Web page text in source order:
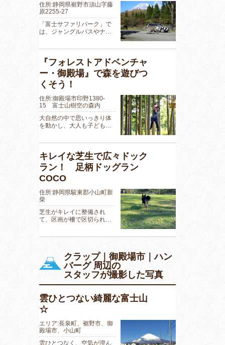
住所:静岡県裾野市須山字藤
原2255-27
「富士サファリパーク」で
は、ジャングルバスやナ…
『フォレストアドベンチャ
ー・御殿場』で森を遊びつ
くそう！
住所:御殿場市印野1380-
15 富士山樹空の森内
大自然の中で思いっきり体
を動かし、大人も子ども…
キレイな芝生で広々ドック
ラン！ 足柄ドッグラン
COCO
住所:静岡県駿東郡小山町新
柴
芝生がキレイに整備され
て、区画が柵で区切られ…
クラップ｜御殿場市｜ハン
バーグ 周辺の
スタッフが撮影した写真
雲ひとつない綺麗な富士山
☆
エリア:長泉町、裾野市、御
殿場市、小山町
雲ひとつなく、空気が澄ん